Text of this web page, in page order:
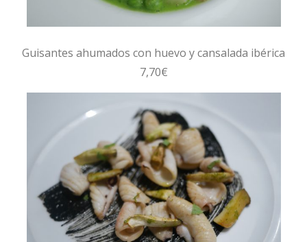
Guisantes ahumados con huevo y cansalada ibérica
7,70€